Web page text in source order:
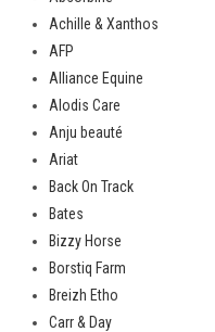
Achille & Xanthos
AFP
Alliance Equine
Alodis Care
Anju beauté
Ariat
Back On Track
Bates
Bizzy Horse
Borstiq Farm
Breizh Etho
Carr & Day